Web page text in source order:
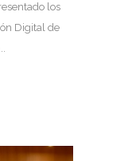
Digital de